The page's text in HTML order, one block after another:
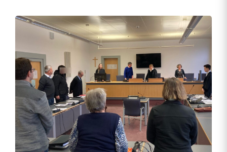
S
e
w
a
r
e